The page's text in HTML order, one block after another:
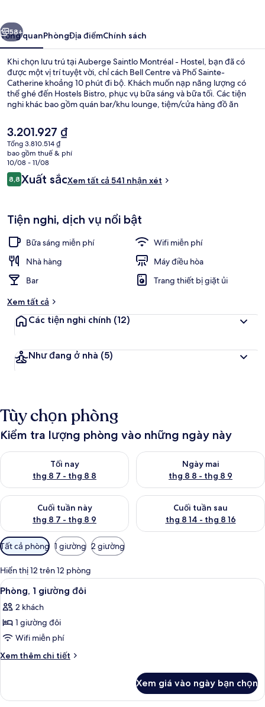
Hostel
Tiếp
58+
Tổng quanPhòngĐịa điểmChính sách
Khi chọn lưu trú tại Auberge Saintlo Montréal - Hostel, bạn đã có
được một vị trí tuyệt vời, chỉ cách Bell Centre và Phố Sainte-
Catherine khoảng 10 phút đi bộ. Khách muốn nạp năng lượng có
thể ghé đến Hostels Bistro, phục vụ bữa sáng và bữa tối. Các tiện
nghi khác bao gồm quán bar/khu lounge, tiệm/cửa hàng đồ ăn
lưu trú nằm cách dịch vụ giao thông công cộng một quãng đi bộ
ngắn: cách Ga Guy-Concordia 9 phút và Ga Bonaventure 10 phút.
Giá
hiện
tại
là
3.201.927 ₫
3.201.927 ₫
Tổng 3.810.514 ₫
bao gồm thuế & phí
10/08 - 11/08
Nhận
xét
8,88,8 trên 10,
Xuất sắcXem tất cả 541 nhận xét
Tiện nghi, dịch vụ nổi bật
Bữa sáng miễn phí
Wifi miễn phí
Nhà hàng
Máy điều hòa
Bar
Trang thiết bị giặt ủi
Xem tất cả
Các tiện nghi chính (12)
Như đang ở nhà (5)
Tùy chọn phòng
Kiểm tra lượng phòng vào những ngày này
Tối nay
thg 8 7 - thg 8 8
Kiểm tra lượng phòng tối nay từ thg 8 7 - thg 8 8
Ngày mai
thg 8 8 - thg 8 9
Kiểm tra lượng phòng ngày
Cuối tuần này
thg 8 7 - thg 8 9
Kiểm tra lượng phòng cuối tuần này từ thg 8 7 - thg 8 9
Cuối tuần sau
thg 8 14 - thg 8 16
Kiểm tra lượng phòng cuối
Bộ
lọc
có
thể
dùng
để
lọc
tìm
phòng
Tất cả phòng 1 giường 2 giường
Hiển thị 12 trên 12 phòng
Xem
tất
cả
ảnh
Phòng,
1
Phòng, 1 giường đôi | Truy cập
3
Phòng, 1 giường đôi
2 khách
1 giường đôi
Wifi miễn phí
Xem thêm chi tiết
Chi
Phòng,
Xem giá vào ngày bạn chọn